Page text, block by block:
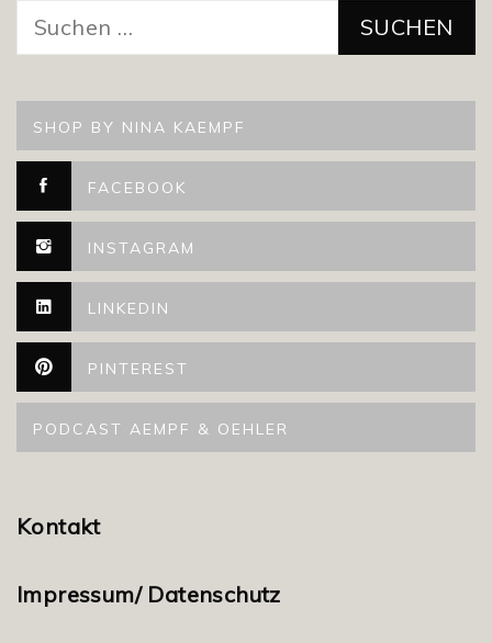
nach:
SHOP BY NINA KAEMPF
FACEBOOK
INSTAGRAM
LINKEDIN
PINTEREST
PODCAST AEMPF & OEHLER
Kontakt
Impressum/ Datenschutz